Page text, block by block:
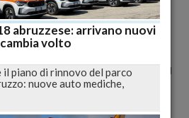
continua ad utilizzare twitter per
stato dell'arte del suo matrimonio e
le feste natalizie suo marito Enrico
e gli amicilo perdona e dice:
di dare le notizie viaTwitter
. NON
Non potrei mai vivere senza il
abruzzese: arrivano nuovi
volto
il piano di rinnovo del parco
nuove auto mediche,